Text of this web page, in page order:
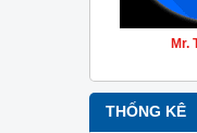
Mr.
THỐNG KÊ